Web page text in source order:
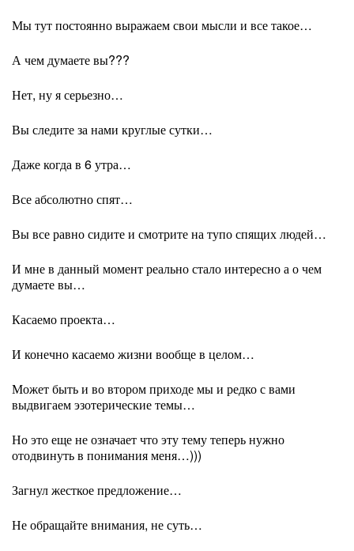
Мы тут постоянно выражаем свои мысли и все такое…
А чем думаете вы???
Нет, ну я серьезно…
Вы следите за нами круглые сутки…
Даже когда в 6 утра…
Все абсолютно спят…
Вы все равно сидите и смотрите на тупо спящих людей…
И мне в данный момент реально стало интересно а о чем
думаете вы…
Касаемо проекта…
И конечно касаемо жизни вообще в целом…
Может быть и во втором приходе мы и редко с вами
выдвигаем эзотерические темы…
Но это еще не означает что эту тему теперь нужно
отодвинуть в понимания меня…)))
Загнул жесткое предложение…
Не обращайте внимания, не суть…